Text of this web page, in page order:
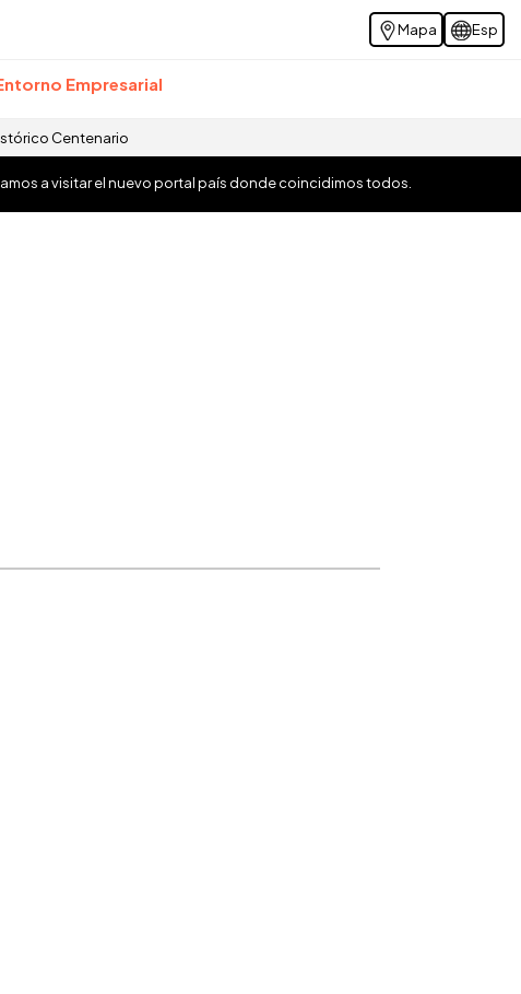
Mapa Esp
Empresarial
Centenario
a visitar el nuevo portal país donde coincidimos todos.